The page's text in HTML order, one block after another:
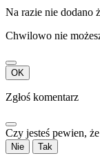
Na razie nie dodano
Chwilowo nie
OK
Zgłoś komentarz
Czy jesteś pewien,
Nie Tak